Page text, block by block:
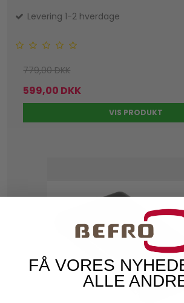
Levering 1-2 hverdage
779,00 DKK
599,00 DKK
VIS PRODUKT
FÅ VORES
ALLE